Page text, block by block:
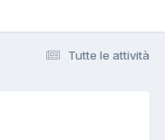
Tutte le attività